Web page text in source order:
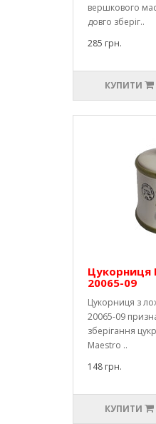
вершкового
довго зберіг..
285 грн.
КУПИТИ
Цукорниця
20065-09
Цукорниця з
20065-09
зберігання
Maestro ..
148 грн.
КУПИТИ